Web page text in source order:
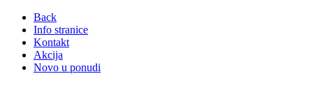
Back
Info stranice
Kontakt
Akcija
Novo u ponudi